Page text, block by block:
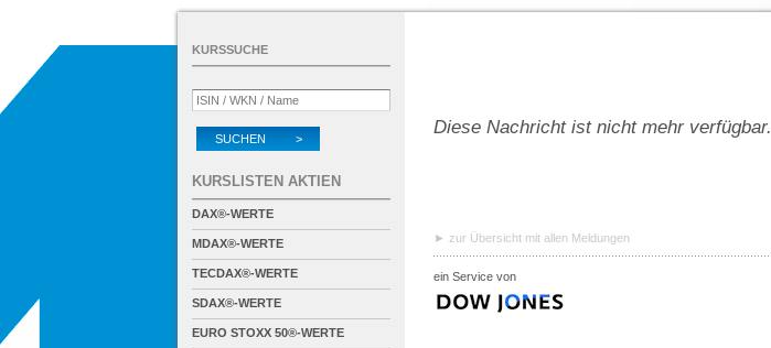
Diese Nachricht ist nicht mehr verfügbar.
zur Übersicht mit allen Meldungen
ein Service von
KURSSUCHE
SUCHEN >
KURSLISTEN AKTIEN
DAX®-WERTE
MDAX®-WERTE
TECDAX®-WERTE
SDAX®-WERTE
EURO STOXX 50®-WERTE